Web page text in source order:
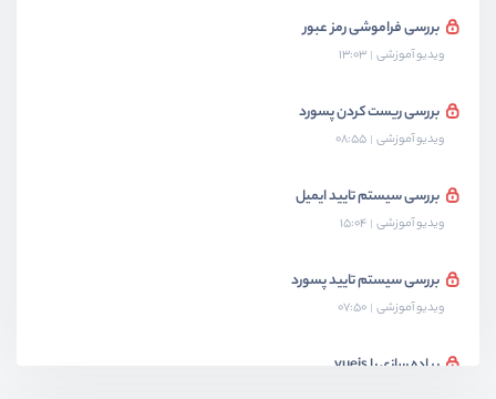
بررسی فراموشی رمز عبور
ویدیو آموزشی 13:03
بررسی ریست کردن پسورد
ویدیو آموزشی 08:55
بررسی سیستم تایید ایمیل
ویدیو آموزشی 15:04
بررسی سیستم تایید پسورد
ویدیو آموزشی 07:50
پیاده سازی با vuejs